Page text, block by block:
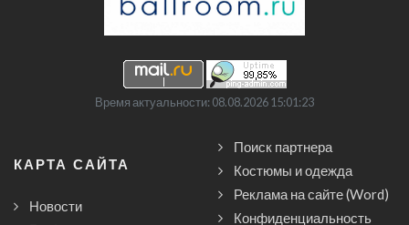
Время актуальности: 08.08.2026 15:01:23
КАРТА САЙТА
Новости
Поиск партнера
Костюмы и одежда
Реклама на сайте (Word)
Конфиденциальность